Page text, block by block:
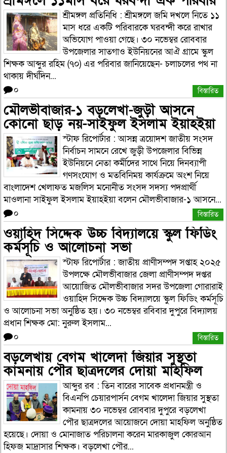
শ্রীমঙ্গল প্রতিনিধি : শ্রীমঙ্গলে জমি দখলে নিতে ১১
মাস ধরে একটি পরিবারকে ঘরবন্দী করে রাখার
অভিযোগ পাওয়া গেছে। ৩০ নভেম্বর রোববার
উপজেলার সাতগাও ইউনিয়নের আঐ গ্রামে স্কুল
শিক্ষক আব্দুর রহিম (৭০) এর পরিবার জানিয়েছেন- চলাচলের পথ না
থাকায় দীর্ঘদিন...
০ বিস্তারিত
মৌলভীবাজার-১ বড়লেখা-জুড়ী আসনে
কোনো ছাড় নয়-সাইফুল ইসলাম ইয়াহইয়া
স্টাফ রিপোর্টার : আসন্ন ত্রয়োদশ জাতীয় সংসদ
নির্বাচন সামনে রেখে জুড়ী উপজেলার বিভিন্ন
ইউনিয়নে নেতা কর্মীদের সাথে নিয়ে দিনব্যাপী
গণসংযোগ ও মতবিনিময় কার্যক্রমে অংশ নিয়ে
বাংলাদেশ খেলাফত মজলিস মনোনীত সংসদ সদস্য পদপ্রার্থী
মাওলানা সাইফুল ইসলাম ইয়াহইয়া বলেন মৌলভীবাজার-১ আসনে...
০ বিস্তারিত
ওয়াহিদ সিদ্দেক উচ্চ বিদ্যালয়ে স্কুল ফিডিং
কর্মসূচি ও আলোচনা সভা
স্টাফ রিপোর্টার : জাতীয় প্রাণীসম্পদ সপ্তাহ ২০২৫
উপলক্ষে মৌলভীবাজার জেলা প্রাণীসম্পদ দপ্তর
আয়োজিত মৌলভীবাজার সদর উপজেলা গোরারাই
ওয়াহিদ সিদ্দেক উচ্চ বিদ্যালয়ে স্কুল ফিডিং কর্মসূচি
ও আলোচনা সভা অনুষ্ঠিত হয়। ৩০ নভেম্বর রবিবার দুপুরে বিদ্যালয়
প্রধান শিক্ষক মো: নুরুল ইসলাম...
০ বিস্তারিত
বড়লেখায় বেগম খালেদা জিয়ার সুস্থতা
কামনায় পৌর ছাত্রদলের দোয়া মাহফিল
আব্দুর রব : তিন বারের সাবেক প্রধানমন্ত্রী ও
বিএনপি চেয়ারপার্সন বেগম খালেদা জিয়ার সুস্থতা
কামনায় ৩০ নভেম্বর রোববার দুপুরে বড়লেখা
পৌর ছাত্রদলের আয়োজনে দোয়া মাহফিল অনুষ্ঠিত
হয়েছে। দোয়া ও মোনাজাত পরিচালনা করেন মারকাজুল কোরআন
হিফজ মাদ্রাসার শিক্ষক। বড়লেখা পৌর...